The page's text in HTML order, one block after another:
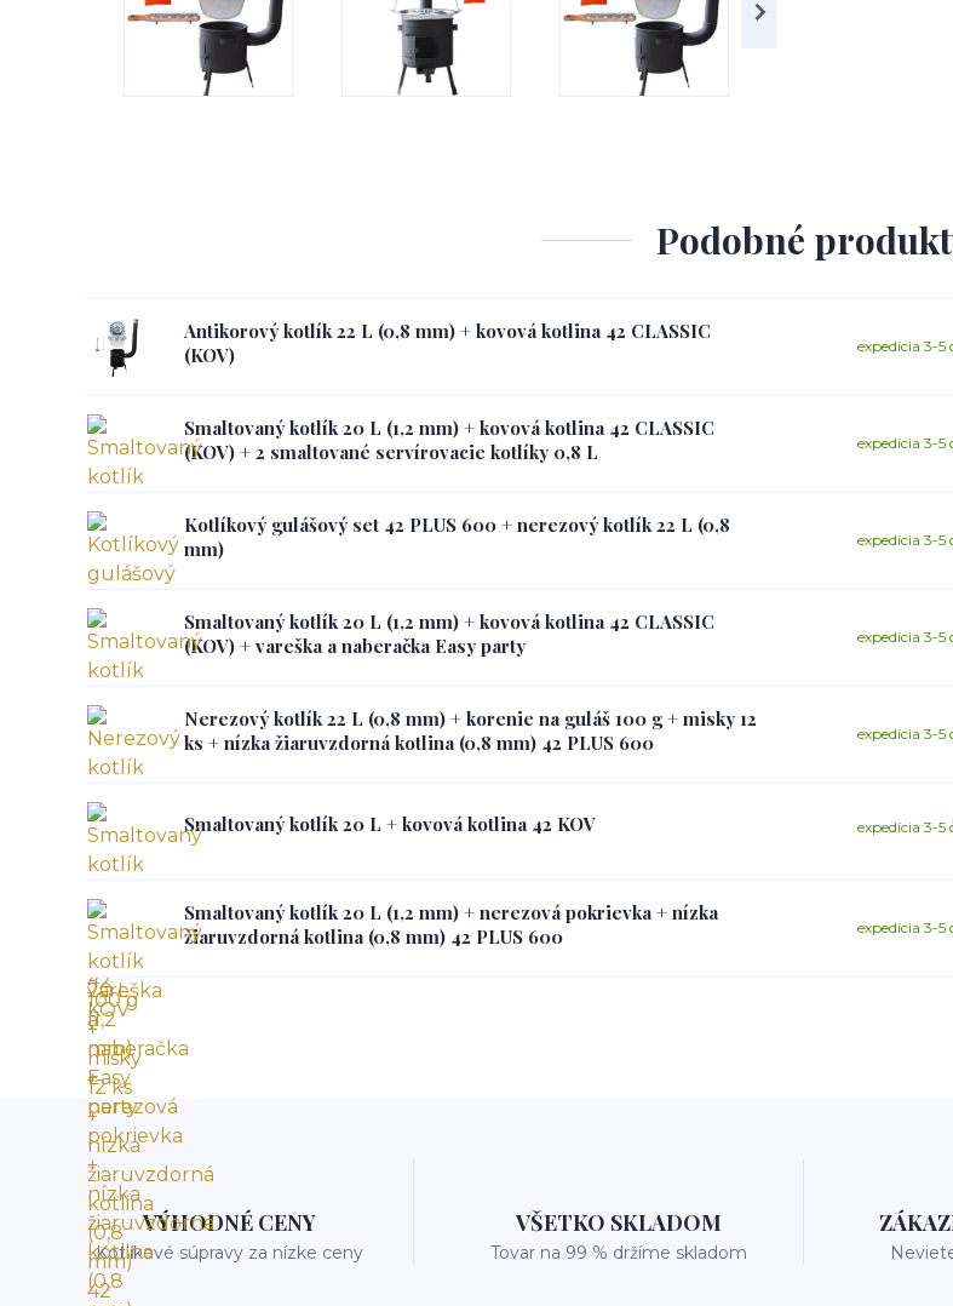
Podobné
Antikorový kotlík 22 L (0,8 mm) + kovová kotlina 42 CLASSIC
(KOV)
expedícia 3-5
Smaltovaný kotlík 20 L (1,2 mm) + kovová kotlina 42 CLASSIC
(KOV) + 2 smaltované servírovacie kotlíky 0,8 L
expedícia 3-5
Kotlíkový gulášový set 42 PLUS 600 + nerezový kotlík 22 L (0,8
mm)
expedícia 3-5
Smaltovaný kotlík 20 L (1,2 mm) + kovová kotlina 42 CLASSIC
(KOV) + vareška a naberačka Easy party
expedícia 3-5
Nerezový kotlík 22 L (0,8 mm) + korenie na guláš 100 g + misky 12
ks + nízka žiaruvzdorná kotlina (0,8 mm) 42 PLUS 600
expedícia 3-5
Smaltovaný kotlík 20 L + kovová kotlina 42 KOV expedícia 3-5
Smaltovaný kotlík 20 L (1,2 mm) + nerezová pokrievka + nízka
žiaruvzdorná kotlina (0,8 mm) 42 PLUS 600
expedícia 3-5
VÝHODNÉ CENY
Kotlíkové súpravy za nízke ceny
VŠETKO SKLADOM
Tovar na 99 % držíme skladom